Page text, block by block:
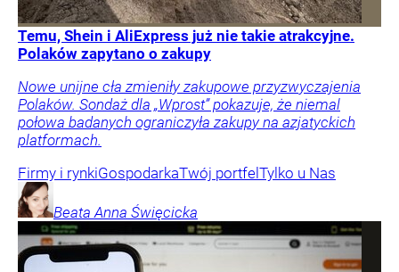
Temu, Shein i AliExpress już nie takie atrakcyjne.
Polaków zapytano o zakupy
Nowe unijne cła zmieniły zakupowe przyzwyczajenia
Polaków. Sondaż dla „Wprost” pokazuje, że niemal
połowa badanych ograniczyła zakupy na azjatyckich
platformach.
Firmy i rynkiGospodarkaTwój portfelTylko u Nas
Beata Anna Święcicka